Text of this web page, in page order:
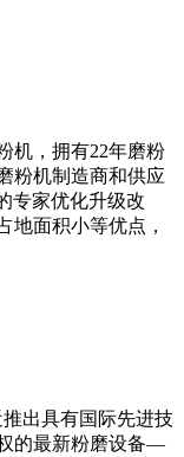
机，拥有22年磨粉
粉机制造商和供应
专家优化升级改
地面积小等优点，
出具有国际先进技
的最新粉磨设备—